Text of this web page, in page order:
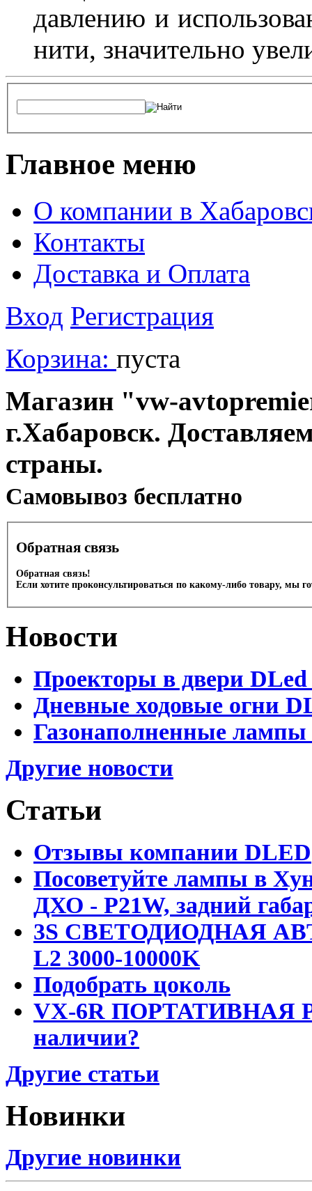
давлению и
нити, значительно
Главное меню
О компании в
Контакты
Доставка и Оплата
Вход Регистрация
Корзина: пуста
Магазин "vw-
г.Хабаровск.
страны.
Cамовывоз бесплатно
Обратная связь
Обратная связь!
Если хотите проконсультироваться по какому-либо товару, мы
Новости
Проекторы в двери DLed
Дневные ходовые огни
Газонаполненные
Другие новости
Статьи
Отзывы компании DLED
Посоветуйте лампы в
ДХО - P21W, задний
3S СВЕТОДИОДНАЯ
L2 3000-10000K
Подобрать цоколь
VX-6R ПОРТАТИВНАЯ
наличии?
Другие статьи
Новинки
Другие новинки